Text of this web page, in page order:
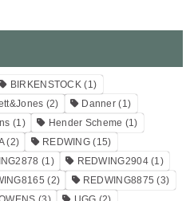
BIRKENSTOCK (1)
(2) Danner (1)
(1) Hender Scheme (1)
(2) REDWING (15)
(1) REDWING2904(1)
(2) REDWING8875 (3)